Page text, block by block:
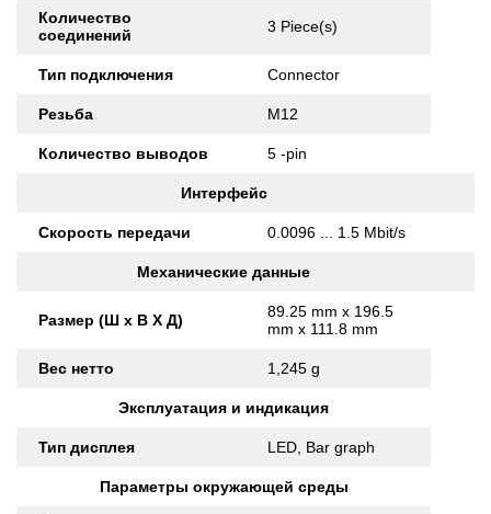
Количество
соединений
3 Piece(s)
Тип подключения Connector
Резьба M12
Количество выводов 5 -pin
Интерфейс
Скорость передачи 0.0096 ... 1.5 Mbit/s
Механические данные
Размер (Ш x В X Д)
89.25 mm x 196.5
mm x 111.8 mm
Вес нетто 1,245 g
Эксплуатация и индикация
Тип дисплея LED, Bar graph
Параметры окружающей среды